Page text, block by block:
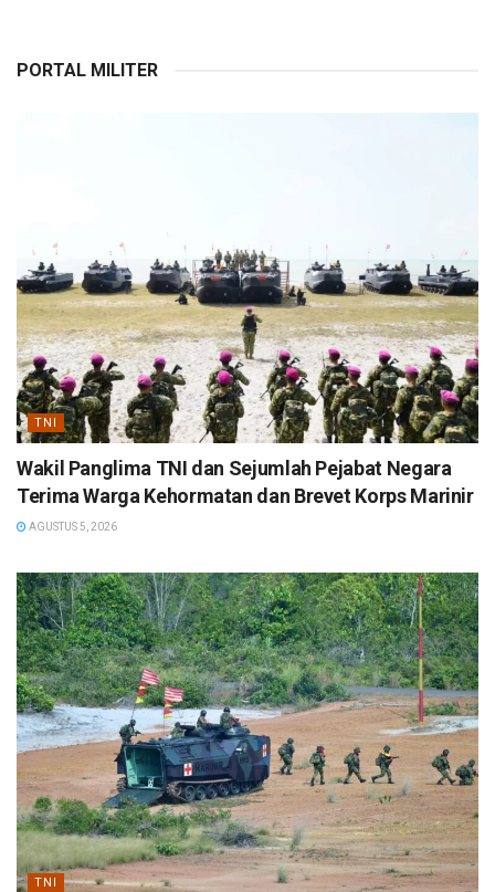
PORTAL MILITER
TNI
Wakil Panglima TNI dan Sejumlah Pejabat Negara
Terima Warga Kehormatan dan Brevet Korps Marinir
AGUSTUS 5, 2026
TNI